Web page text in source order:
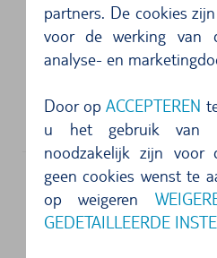
partners. De cookies
voor de werking van
analyse- en
Door opACCEPTEREN
u het gebruik van
noodzakelijk zijn voor
geen cookies wenst te
op weigeren
GEDETAILLEERDE
Adres
Avd. Mamerto Cabrera 86
35509 Arrecife
Adres
Europcar